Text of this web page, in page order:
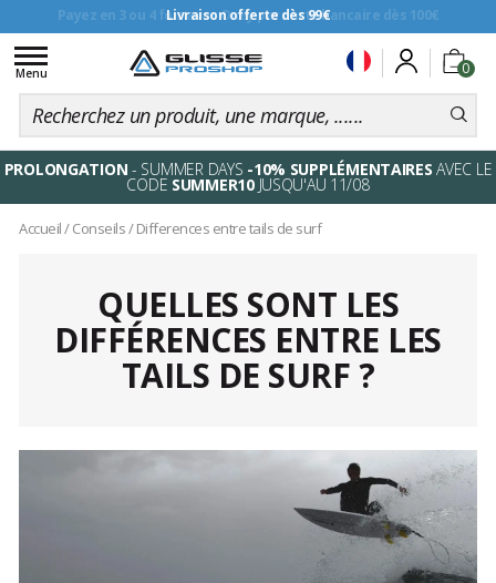
Livraison offerte dès 99€
0
Toggle
navigation
Menu
PROLONGATION - SUMMER DAYS -10% SUPPLÉMENTAIRES AVEC LE
CODE SUMMER10JUSQU'AU 11/08
Accueil/Conseils/Differences entre tails de surf
QUELLES SONT LES
DIFFÉRENCES ENTRE LES
TAILS DE SURF ?